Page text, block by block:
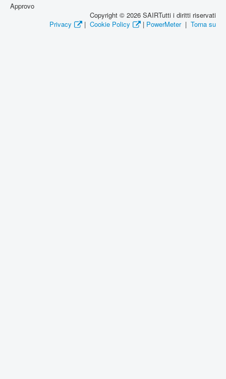
Approvo
Copyright © 2026 SAIRTutti i diritti riservati
Privacy
| Cookie Policy | PowerMeter | Torna su